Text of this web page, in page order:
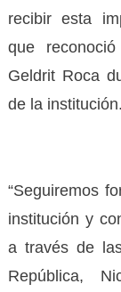
recibir esta
que
Geldrit Roca
de la institución.
“Seguiremos
institución y
a través de
República,